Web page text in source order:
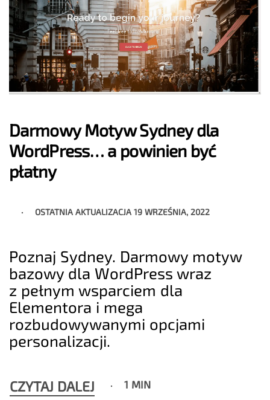
Darmowy Motyw Sydney dla
WordPress… a powinien być
płatny
OSTATNIA AKTUALIZACJA19 WRZEŚNIA, 2022
Poznaj Sydney. Darmowy motyw
bazowy dla WordPress wraz
z pełnym wsparciem dla
Elementora i mega
rozbudowywanymi opcjami
personalizacji.
CZYTAJ DALEJ 1 MIN